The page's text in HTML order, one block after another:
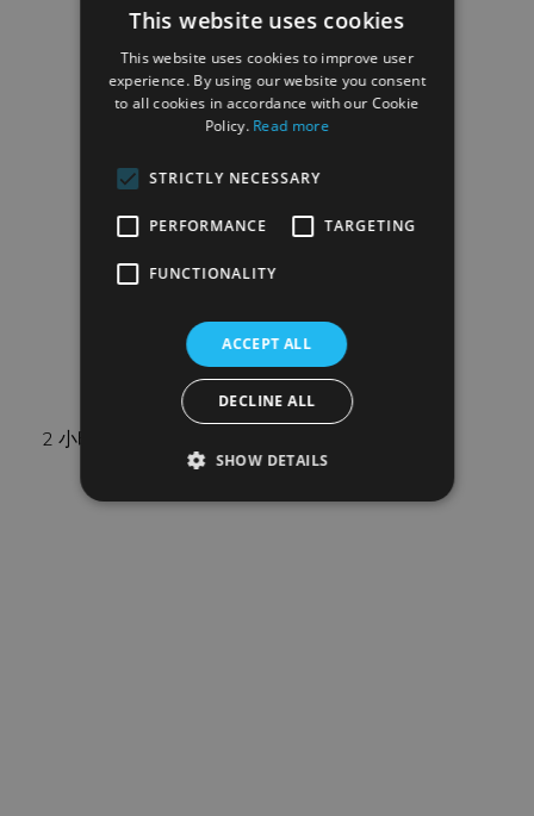
2 小时导游讲解
This website uses cookies
This website uses cookies to improve user
experience. By using our website you consent
to all cookies in accordance with our Cookie
Policy. Read more
STRICTLY NECESSARY
PERFORMANCE TARGETING
FUNCTIONALITY
ACCEPT ALL
DECLINE ALL
SHOW DETAILS